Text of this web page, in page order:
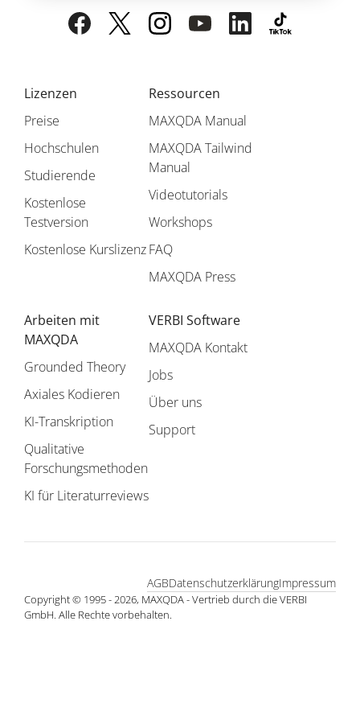
Lizenzen
Preise
Hochschulen
Studierende
Kostenlose
Testversion
Kostenlose Kurslizenz
Ressourcen
MAXQDA Manual
MAXQDA Tailwind
Manual
Videotutorials
Workshops
FAQ
MAXQDA Press
Arbeiten mit
MAXQDA
Grounded Theory
Axiales Kodieren
KI-Transkription
Qualitative
Forschungsmethoden
KI für Literaturreviews
VERBI Software
MAXQDA Kontakt
Jobs
Über uns
Support
Copyright © 1995 - 2026, MAXQDA - Vertrieb durch die VERBI
GmbH. Alle Rechte vorbehalten.
Impressum
Datenschutzerklärung
AGB